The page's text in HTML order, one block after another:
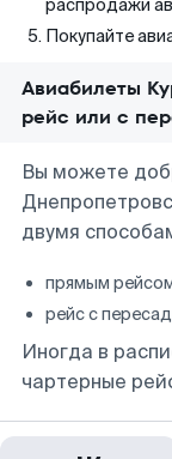
распродажи
Покупайте
Авиабилеты
рейс или с
Вы можете
двумя
прямым
рейс с
Иногда в
чартерные